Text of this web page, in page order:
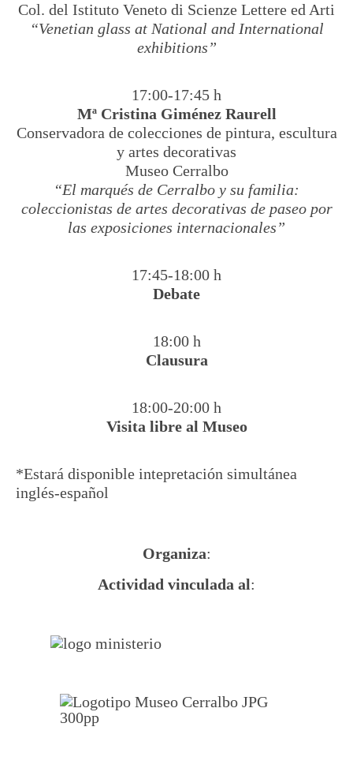
Col. del Istituto Veneto di Scienze Lettere ed Arti
“Venetian glass at National and International
exhibitions”
17:00-17:45 h
Mª Cristina Giménez Raurell
Conservadora de colecciones de pintura, escultura
y artes decorativas
Museo Cerralbo
“El marqués de Cerralbo y su familia:
coleccionistas de artes decorativas de paseo por
las exposiciones internacionales”
17:45-18:00 h
Debate
18:00 h
Clausura
18:00-20:00 h
Visita libre al Museo
*Estará disponible intepretación simultánea
inglés-español
Organiza:
Actividad vinculada al: